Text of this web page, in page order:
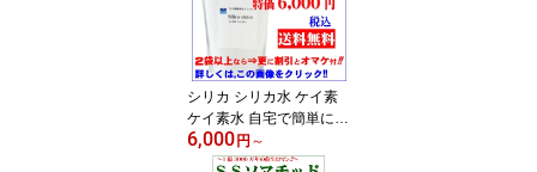
サプリ パウダー 活性珪
素 サプリメント エージ
ングケア 美容 健康 風呂
ペット ギフト 日本製
シリカ シリカ水 ケイ素
ケイ素水 自宅で簡単に作
れる シリカシンター1袋
(1100g) ～3袋 世界最高
6,000 円 ～